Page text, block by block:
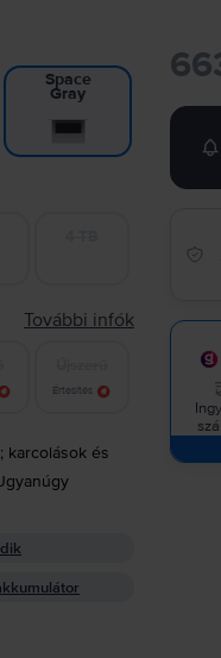
Space
Gray
További infók
Értesítés
karcolások és